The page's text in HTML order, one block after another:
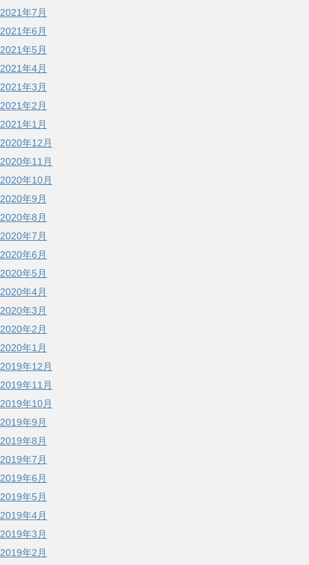
2021年7月
2021年6月
2021年5月
2021年4月
2021年3月
2021年2月
2021年1月
2020年12月
2020年11月
2020年10月
2020年9月
2020年8月
2020年7月
2020年6月
2020年5月
2020年4月
2020年3月
2020年2月
2020年1月
2019年12月
2019年11月
2019年10月
2019年9月
2019年8月
2019年7月
2019年6月
2019年5月
2019年4月
2019年3月
2019年2月